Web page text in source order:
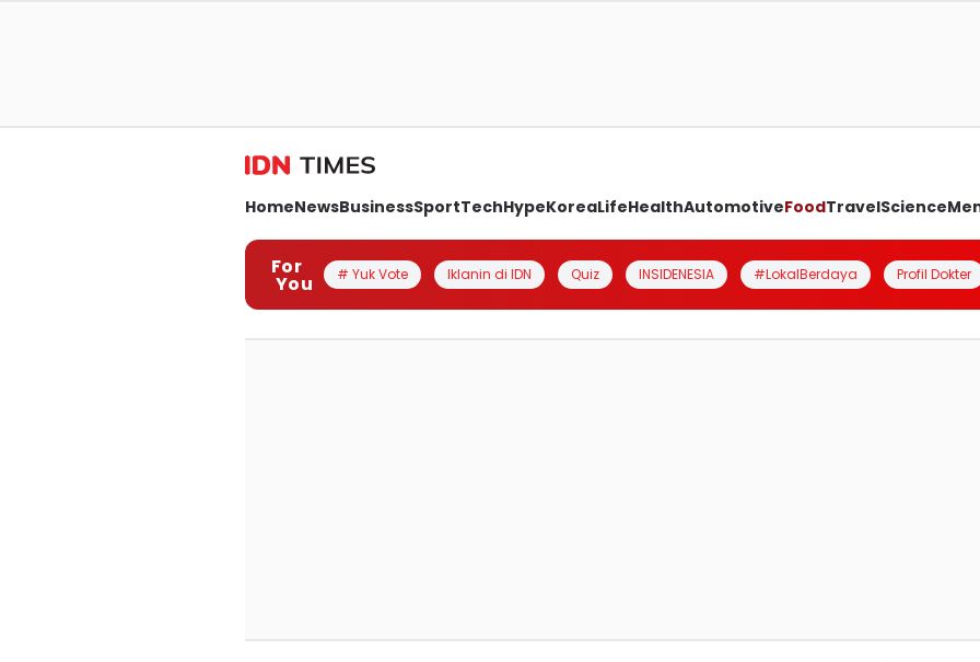
HomeNewsBusinessSportTechHypeKoreaLifeHealthAutomotiveFoodTravelScience
For
You # Yuk Vote Iklanin di IDN Quiz INSIDENESIA #LokalBerdaya Profil Dokter